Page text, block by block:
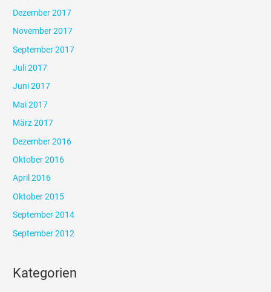
Dezember 2017
November 2017
September 2017
Juli 2017
Juni 2017
Mai 2017
März 2017
Dezember 2016
Oktober 2016
April 2016
Oktober 2015
September 2014
September 2012
Kategorien